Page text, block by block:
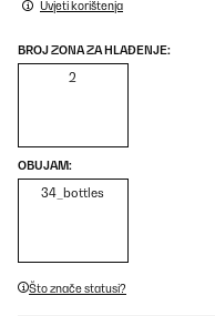
Uvjeti korištenja
BROJ ZONA ZA HLAĐENJE:
2
OBUJAM:
34_bottles
Što znače statusi?